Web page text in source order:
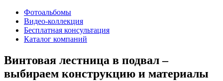
Фотоальбомы
Видео-коллекция
Бесплатная консультация
Каталог компаний
Винтовая лестница в подвал –
выбираем конструкцию и материалы